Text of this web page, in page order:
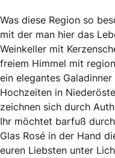
Was diese Region so
mit der man hier das
Weinkeller mit
freiem Himmel mit
ein elegantes
Hochzeiten in
zeichnen sich durch
Ihr möchtet barfuß
Glas Rosé in der Hand
euren Liebsten unter